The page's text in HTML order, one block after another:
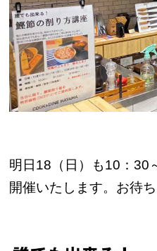
明日18（日）も10：30
開催いたします。お待ち